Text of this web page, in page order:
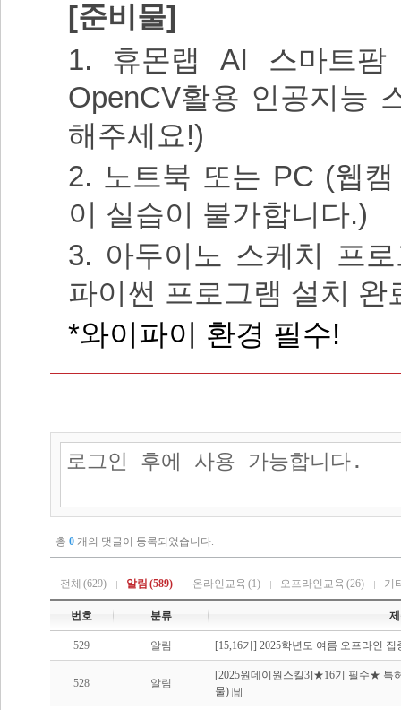
[준비물]
1.
휴몬랩
AI 스마트
OpenCV활용 인공지능
해주세요!)
2. 노트북 또는 PC (웹
이 실습이 불가합니다.)
3. 아두이노 스케치 프
파이썬 프로그램 설치 완
*와이파이 환경 필수!
총 0 개의 댓글이 등록되었습니다.
전체 (629) 알림 (589) 온라인교육 (1) 오프라인교육 (26) 기
번호 분류
529 알림 [15,16기] 2025학년도 여름 오프라인
528 알림
[2025원데이원스킬3]★16기 필수★ 특
물)